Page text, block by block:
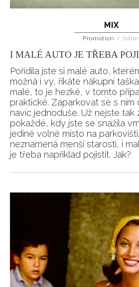
MIX
Promotion /
I MALÉ AUTO JE TŘEBA
Pořídila jste si malé auto,
možná i vy, říkáte nákupní
malé, to je hezké, v tomto
praktické. Zaparkovat se s ním
navíc jednoduše. Už nejste tak
pokaždé, kdy jste se snažila
jediné volné místo na
neznamená menší starosti, i
je třeba například pojistit. Jak?